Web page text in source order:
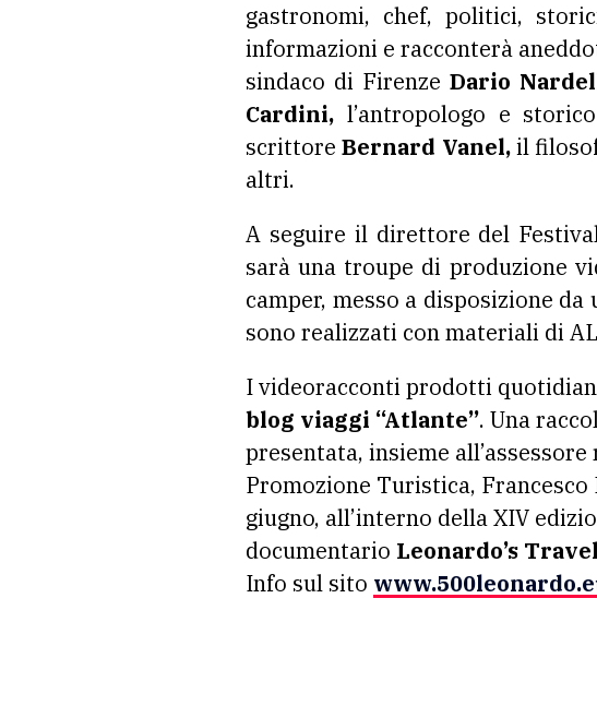
gastronomi, chef, politici,
informazioni e racconterà
sindaco di Firenze Dario
Cardini, l’antropologo e
scrittoreBernard Vanel,il
altri.
A seguire il direttore del
sarà una troupe di produzione
camper, messo a disposizione
sono realizzati con materiali di
I videoracconti prodotti
blog viaggi “Atlante”. Una
presentata, insieme
Promozione Turistica,
giugno, all’interno della XIV
documentario Leonardo’s Travel
Info sul sito